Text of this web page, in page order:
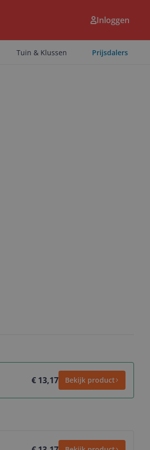
Inloggen
Tuin & Klussen Prijsdalers
€ 13,17 Bekijk product